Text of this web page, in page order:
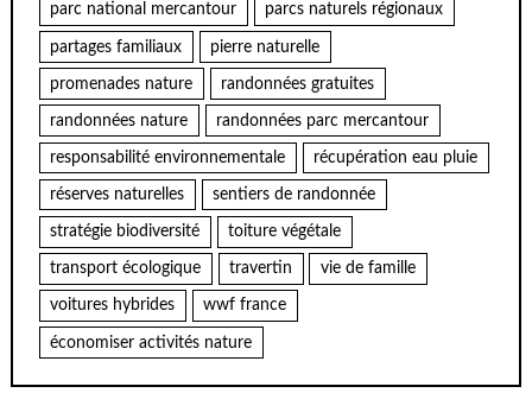
parc national mercantour parcs naturels régionaux
partages familiaux pierre naturelle
promenades nature randonnées gratuites
randonnées nature randonnées parc mercantour
responsabilité environnementale récupération eau pluie
réserves naturelles sentiers de randonnée
stratégie biodiversité toiture végétale
transport écologique travertin vie de famille
voitures hybrides wwf france
économiser activités nature